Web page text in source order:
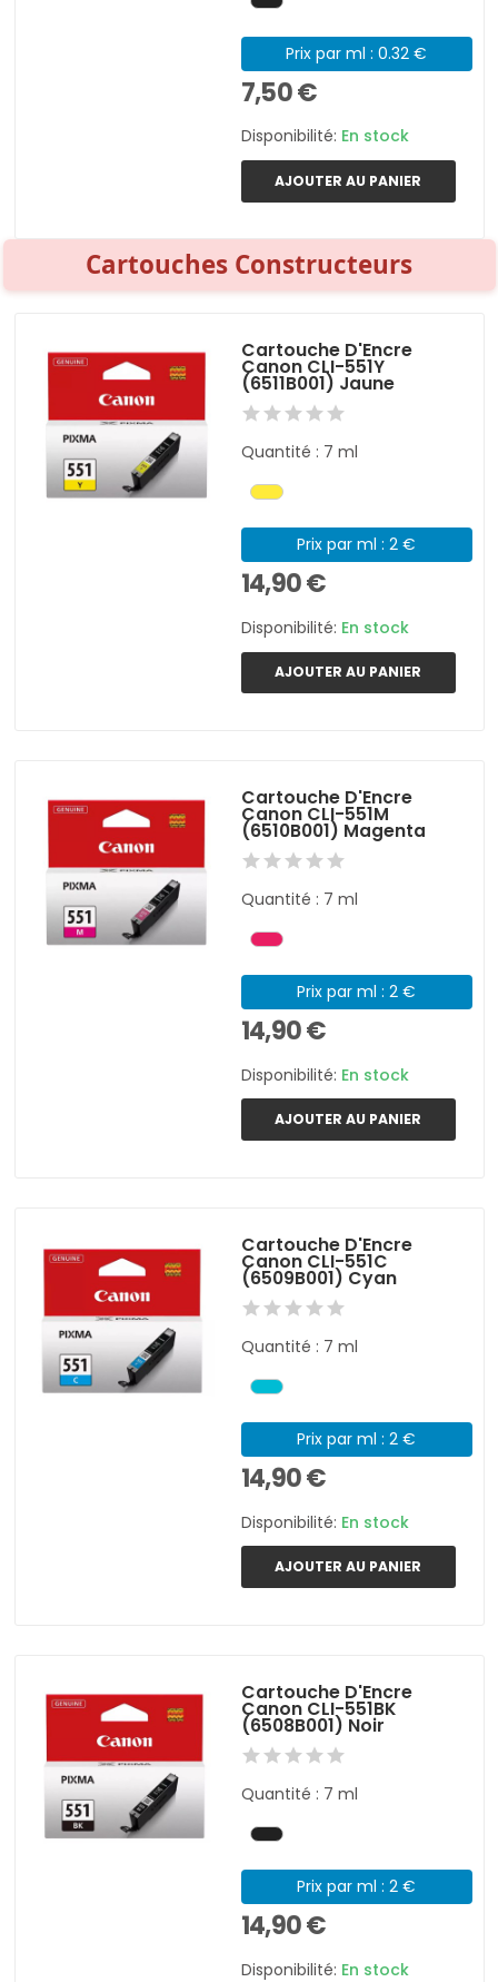
Prix par ml : 0.32 €
7,50 €
Disponibilité: En stock
AJOUTER AU PANIER
Cartouches Constructeurs
Cartouche D'Encre
Canon CLI-551Y
(6511B001) Jaune
Quantité : 7 ml
Prix par ml : 2 €
14,90 €
Disponibilité: En stock
AJOUTER AU PANIER
Cartouche D'Encre
Canon CLI-551M
(6510B001) Magenta
Quantité : 7 ml
Prix par ml : 2 €
14,90 €
Disponibilité: En stock
AJOUTER AU PANIER
Cartouche D'Encre
Canon CLI-551C
(6509B001) Cyan
Quantité : 7 ml
Prix par ml : 2 €
14,90 €
Disponibilité: En stock
AJOUTER AU PANIER
Cartouche D'Encre
Canon CLI-551BK
(6508B001) Noir
Quantité : 7 ml
Prix par ml : 2 €
14,90 €
Disponibilité: En stock